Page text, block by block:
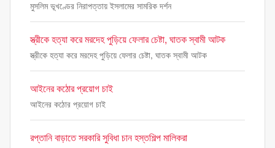
মুসলিম ভূখণ্ডের নিরাপত্তায় ইসলামের সামরিক দর্শন
স্ত্রীকে হত্যা করে মরদেহ পুড়িয়ে ফেলার চেষ্টা, ঘাতক স্বামী আটক
স্ত্রীকে হত্যা করে মরদেহ পুড়িয়ে ফেলার চেষ্টা, ঘাতক স্বামী আটক
আইনের কঠোর প্রয়োগ চাই
আইনের কঠোর প্রয়োগ চাই
রপ্তানি বাড়াতে সরকারি সুবিধা চান হস্তশিল্প মালিকরা